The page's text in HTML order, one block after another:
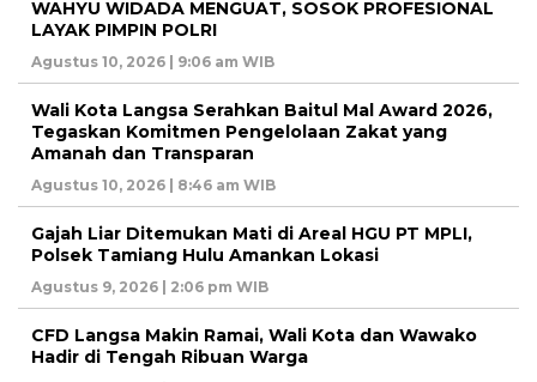
WAHYU WIDADA MENGUAT, SOSOK PROFESIONAL
LAYAK PIMPIN POLRI
Agustus 10, 2026 | 9:06 am WIB
Wali Kota Langsa Serahkan Baitul Mal Award 2026,
Tegaskan Komitmen Pengelolaan Zakat yang
Amanah dan Transparan
Agustus 10, 2026 | 8:46 am WIB
Gajah Liar Ditemukan Mati di Areal HGU PT MPLI,
Polsek Tamiang Hulu Amankan Lokasi
Agustus 9, 2026 | 2:06 pm WIB
CFD Langsa Makin Ramai, Wali Kota dan Wawako
Hadir di Tengah Ribuan Warga